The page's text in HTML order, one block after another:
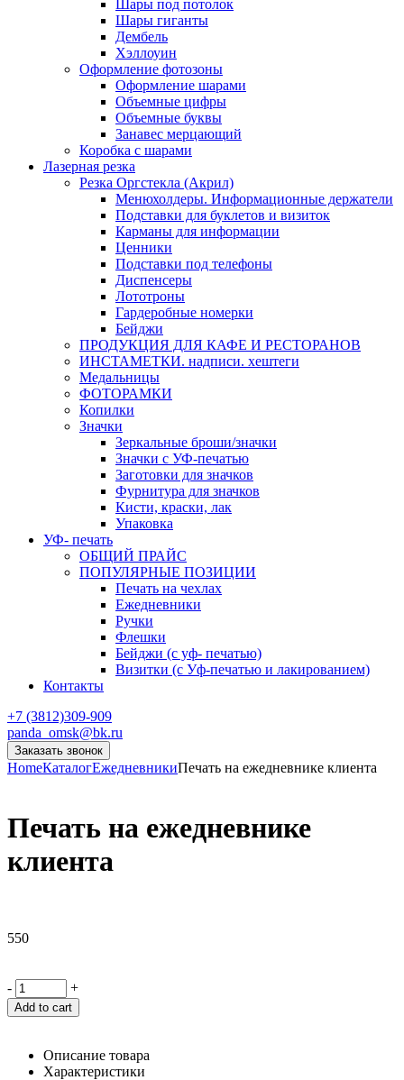
Шары под потолок
Шары гиганты
Дембель
Хэллоуин
Оформление фотозоны
Оформление шарами
Объемные цифры
Объемные буквы
Занавес мерцающий
Коробка с шарами
Лазерная резка
Резка Оргстекла (Акрил)
Менюхолдеры. Информационные держатели
Подставки для буклетов и визиток
Карманы для информации
Ценники
Подставки под телефоны
Диспенсеры
Лототроны
Гардеробные номерки
Бейджи
ПРОДУКЦИЯ ДЛЯ КАФЕ И РЕСТОРАНОВ
ИНСТАМЕТКИ. надписи. хештеги
Медальницы
ФОТОРАМКИ
Копилки
Значки
Зеркальные броши/значки
Значки с УФ-печатью
Заготовки для значков
Фурнитура для значков
Кисти, краски, лак
Упаковка
УФ- печать
ОБЩИЙ ПРАЙС
ПОПУЛЯРНЫЕ ПОЗИЦИИ
Печать на чехлах
Ежедневники
Ручки
Флешки
Бейджи (с уф- печатью)
Визитки (с Уф-печатью и лакированием)
Контакты
+7 (3812)309-909
panda_omsk@bk.ru
Заказать звонок
HomeКаталогЕжедневникиПечать на ежедневнике клиента
Печать на ежедневнике
клиента
550
- +
Add to cart
Описание товара
Характеристики